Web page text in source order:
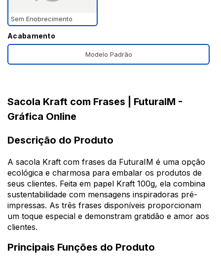
Sem Enobrecimento
Acabamento
Modelo Padrão
Sacola Kraft com Frases | FuturaIM -
Gráfica Online
Descrição do Produto
A sacola Kraft com frases da FuturaIM é uma opção
ecológica e charmosa para embalar os produtos de
seus clientes. Feita em papel Kraft 100g, ela combina
sustentabilidade com mensagens inspiradoras pré-
impressas. As três frases disponíveis proporcionam
um toque especial e demonstram gratidão e amor aos
clientes.
Principais Funções do Produto